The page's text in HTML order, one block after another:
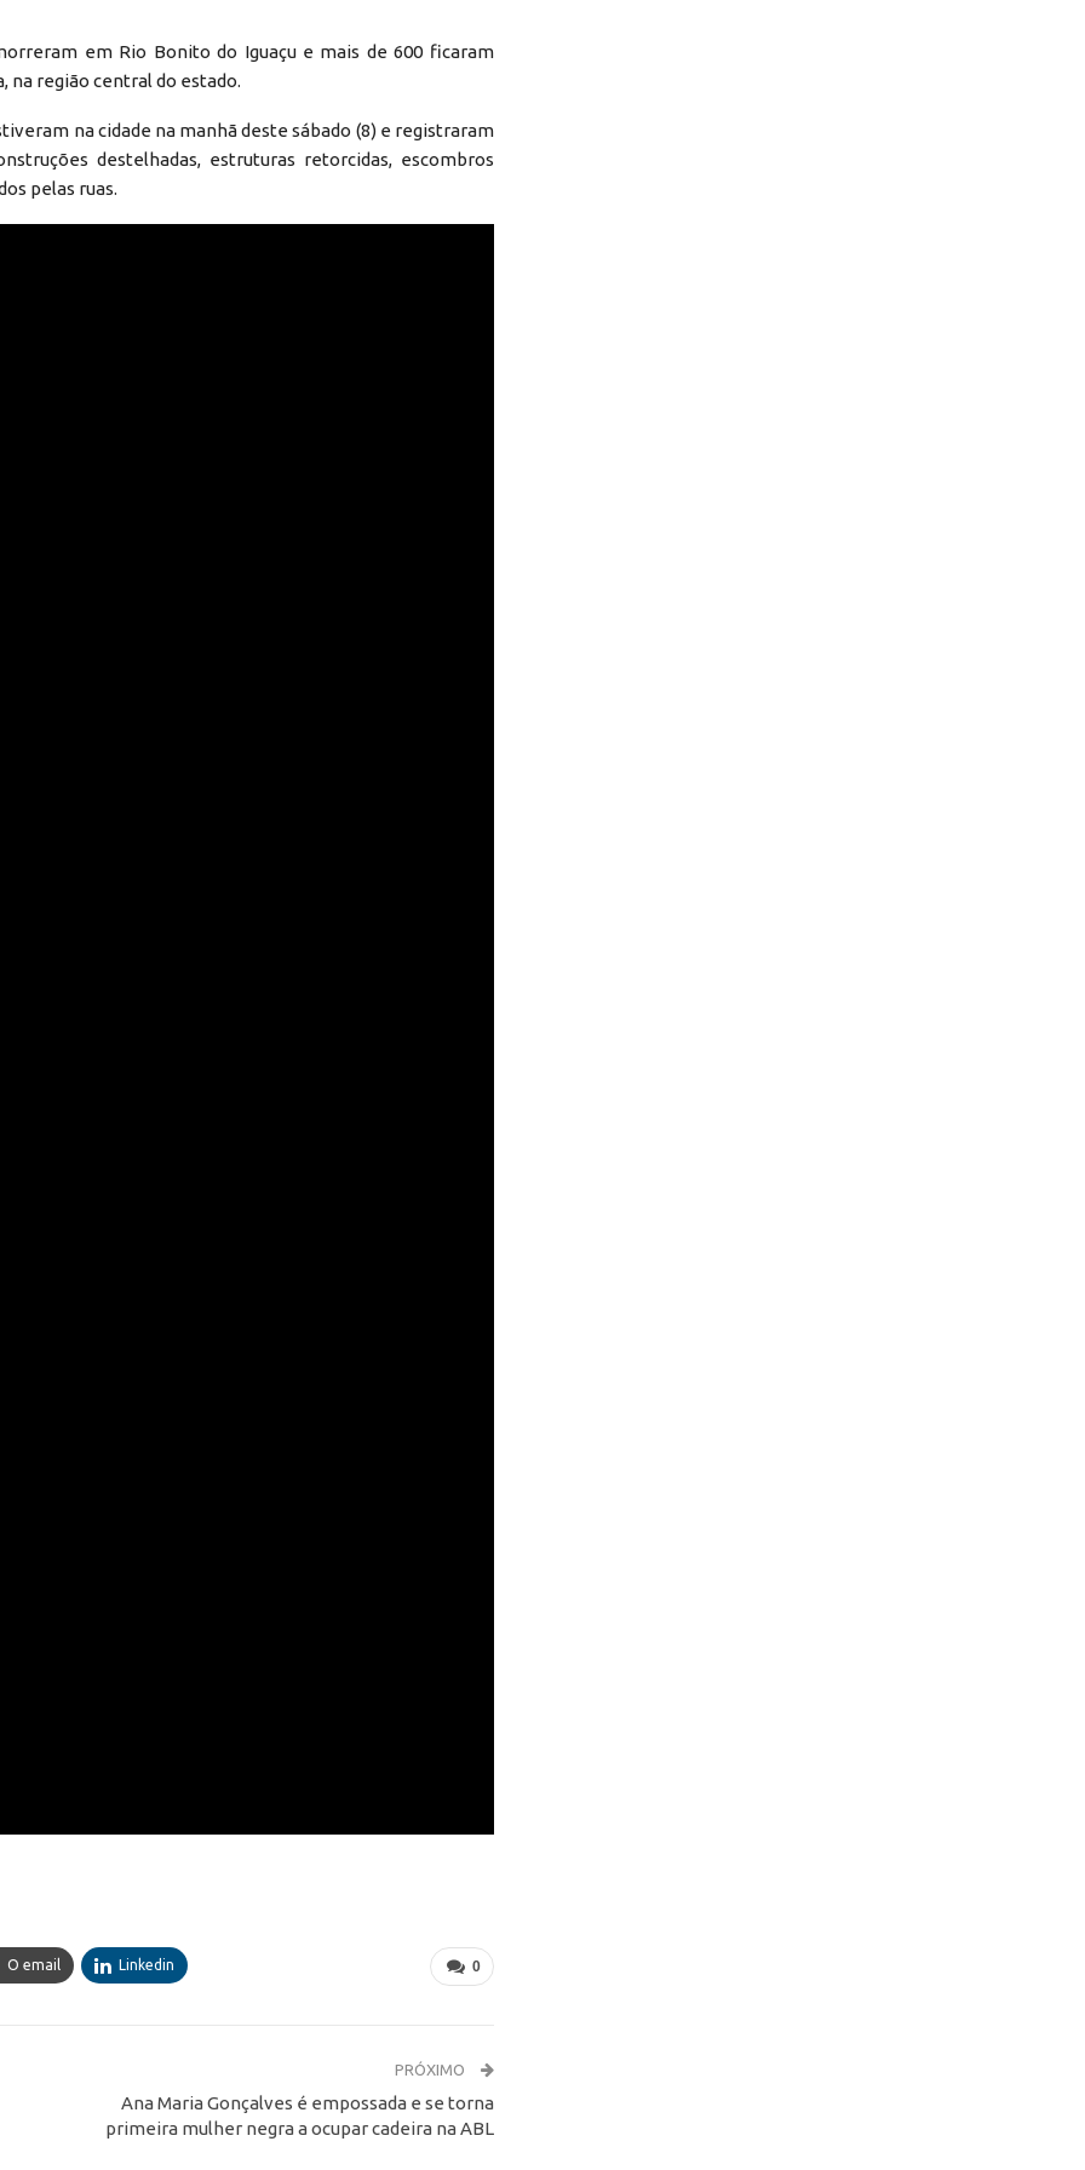
em Rio Bonito do Iguaçu e mais de 600 ficaram
na região central do estado.
na cidade na manhã deste sábado (8) e registraram
destelhadas, estruturas retorcidas, escombros
pelas ruas.
0
O email Linkedin
PRÓXIMO
Ana Maria Gonçalves é empossada e se torna
primeira mulher negra a ocupar cadeira na ABL